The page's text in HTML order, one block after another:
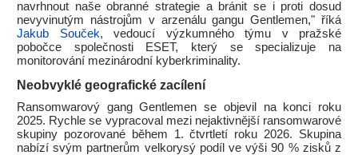
navrhnout naše obranné strategie a bránit se i proti dosud
nevyvinutým nástrojům v arzenálu gangu Gentlemen," říká
Jakub Souček, vedoucí výzkumného týmu v pražské
pobočce společnosti ESET, který se specializuje na
monitorování mezinárodní kyberkriminality.
Neobvyklé geografické zacílení
Ransomwarový gang Gentlemen se objevil na konci roku
2025. Rychle se vypracoval mezi nejaktivnější ransomwarové
skupiny pozorované během 1. čtvrtletí roku 2026. Skupina
nabízí svým partnerům velkorysý podíl ve výši 90 % zisků z